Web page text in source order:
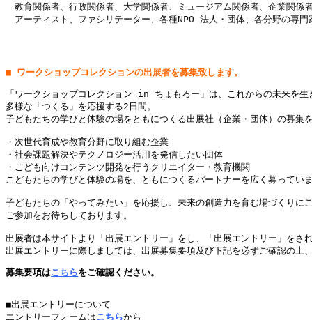
教育関係者、行政関係者、大学関係者、ミュージアム関係者、企業関係
アーティスト、ファシリテーター、各種NPO 法人・団体、各分野の専
■ ワークショップコレクションの出展者を募集致します。
「ワークショップコレクション in ちょもろー」は、これからの未来を生
多様な「つくる」を応援する2日間。
子どもたちの学びと体験の場をともにつくる出展社（企業・団体）の募集
・次世代育成や教育分野に取り組む企業
・社会課題解決やテクノロジー活用を発信したい団体
・こども向けコンテンツ開発を行うクリエイター・教育機関
こどもたちの学びと体験の場を、ともにつくるパートナーを広く募ってい
子どもたちの「やってみたい」を応援し、未来の創造力を育む場づくりに
ご参加をお待ちしております。
出展者は本サイトより「出展エントリー」をし、「出展エントリー」をさ
出展エントリーに際しましては、出展募集要項及び下記を必ずご確認の上
募集要項はこちらをご確認ください。
■出展エントリーについて
エントリーフォームはこちらから